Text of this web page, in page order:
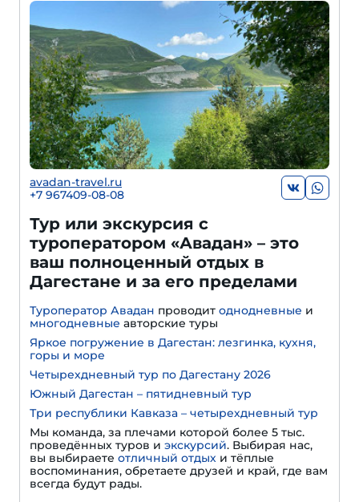
avadan-travel.ru
+7 967409-08-08
Тур или экскурсия с
туроператором «Авадан» – это
ваш полноценный отдых в
Дагестане и за его пределами
Туроператор Авадан проводит однодневные и
многодневные авторские туры
Яркое погружение в Дагестан: лезгинка, кухня,
горы и море
Четырехдневный тур по Дагестану 2026
Южный Дагестан – пятидневный тур
Три республики Кавказа – четырехдневный тур
Мы команда, за плечами которой более 5 тыс.
проведённых туров и экскурсий. Выбирая нас,
вы выбираете отличный отдых и тёплые
воспоминания, обретаете друзей и край, где вам
всегда будут рады.